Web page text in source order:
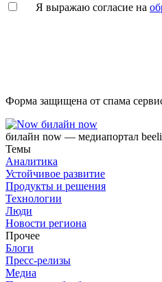
Я выражаю согласие на
Форма защищена от спама
билайн now
билайн now — медиапортал
Темы
Аналитика
Устойчивое развитие
Продукты и решения
Технологии
Люди
Новости региона
Прочее
Блоги
Пресс-релизы
Медиа